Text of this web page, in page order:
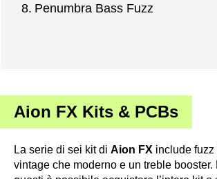
Penumbra Bass Fuzz
Aion FX Kits & PCBs
La serie di sei kit di Aion FX include
vintage che moderno e un treble booster.